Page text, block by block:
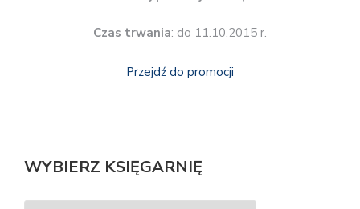
Czas trwania: do 11.10.2015 r.
Przejdź do promocji
WYBIERZ KSIĘGARNIĘ